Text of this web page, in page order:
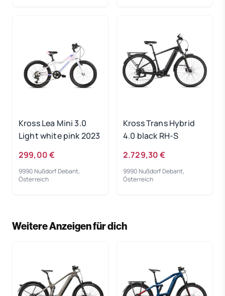
Kross Lea Mini 3.0
Light white pink 2023
299,00 €
9990 Nußdorf Debant,
Österreich
Kross Trans Hybrid
4.0 black RH-S
2.729,30 €
9990 Nußdorf Debant,
Österreich
Weitere Anzeigen für dich